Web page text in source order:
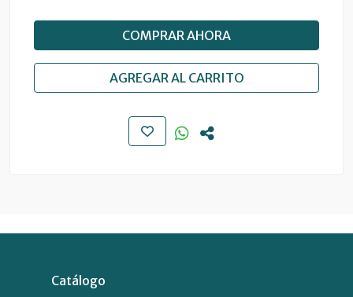
COMPRAR AHORA
AGREGAR AL CARRITO
Catálogo